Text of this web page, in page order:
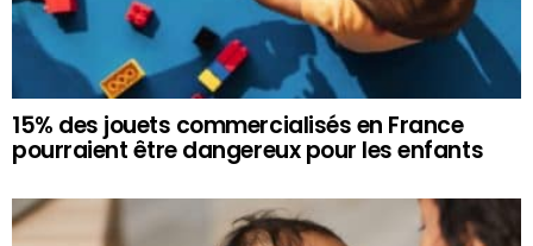
15% des jouets commercialisés en France
pourraient être dangereux pour les enfants